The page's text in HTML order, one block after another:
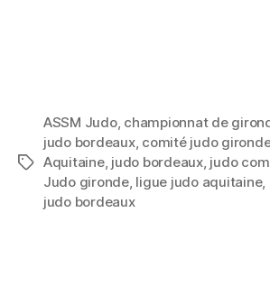
ASSM Judo, championnat de
judo bordeaux, comité judo
Aquitaine, judo bordeaux, judo
Judo gironde, ligue judo aquitaine,
judo bordeaux